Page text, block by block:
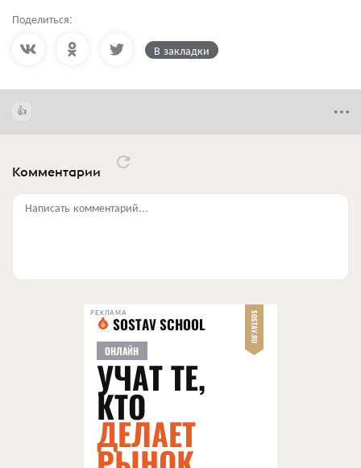
Поделиться:
В закладки
Комментарии
Написать комментарий...
РЕКЛАМА